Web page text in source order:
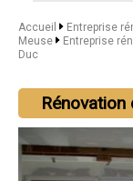
Accueil
Entreprise
Meuse
Entreprise
Duc